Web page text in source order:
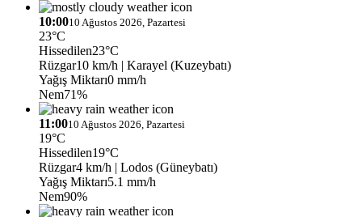
10:0010 Ağustos 2026, Pazartesi
23°C
Hissedilen23°C
Rüzgar10 km/h | Karayel (Kuzeybatı)
Yağış Miktarı0 mm/h
Nem71%
11:0010 Ağustos 2026, Pazartesi
19°C
Hissedilen19°C
Rüzgar4 km/h | Lodos (Güneybatı)
Yağış Miktarı5.1 mm/h
Nem90%